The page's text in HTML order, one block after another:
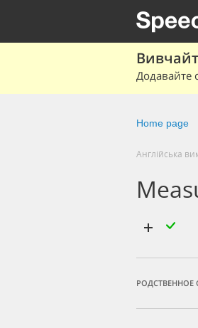
Додавайте
Home page
Англійська
РОДСТВЕННОЕ